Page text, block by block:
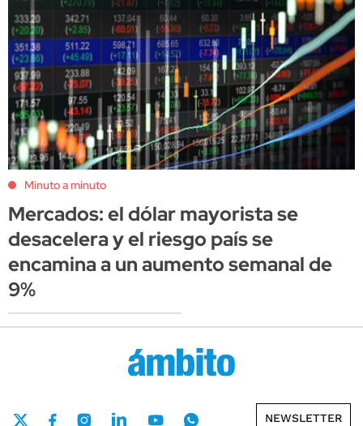
Minuto a minuto
Mercados: el dólar mayorista se
desacelera y el riesgo país se
encamina a un aumento semanal de
9%
NEWSLETTER